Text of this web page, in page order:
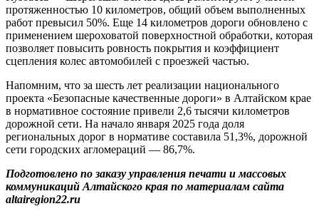
протяженностью 10 километров, общий объем выполненных
работ превысил 50%. Еще 14 километров дороги обновлено с
применением шероховатой поверхностной обработки, которая
позволяет повысить ровность покрытия и коэффициент
сцепления колес автомобилей с проезжей частью.
Напомним, что за шесть лет реализации национального
проекта «Безопасные качественные дороги» в Алтайском крае
в нормативное состояние привели 2,6 тысячи километров
дорожной сети. На начало января 2025 года доля
региональных дорог в нормативе составила 51,3%, дорожной
сети городских агломераций — 86,7%.
Подготовлено по заказу управления печати и массовых
коммуникаций Алтайского края по материалам сайта
altairegion22.ru